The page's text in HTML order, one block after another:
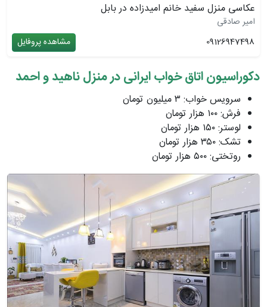
عکاسی منزل سفید خانم امیدزاده در بابل
امیر صادقی
09126947498
مشاهده پروفایل
دکوراسیون اتاق خواب ایرانی در منزل ناهید و احمد
سرویس خواب: ٣ میلیون تومان
فرش: ١٠٠ هزار تومان
لوستر: ١۵٠ هزار تومان
تشک: ٣۵٠ هزار تومان
روتختی: ۵٠٠ هزار تومان